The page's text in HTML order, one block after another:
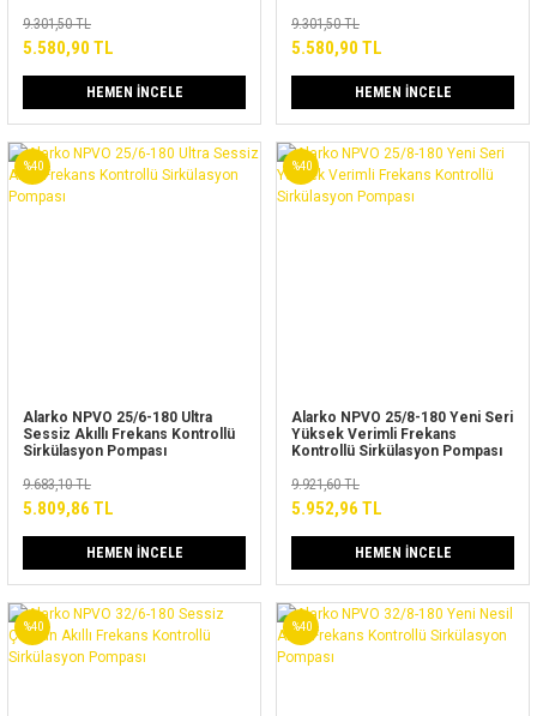
9.301,50 TL
5.580,90 TL
HEMEN İNCELE
9.301,50 TL
5.580,90 TL
HEMEN İNCELE
%40
Alarko NPVO 25/6-180 Ultra
Sessiz Akıllı Frekans Kontrollü
Sirkülasyon Pompası
9.683,10 TL
5.809,86 TL
HEMEN İNCELE
%40
Alarko NPVO 25/8-180 Yeni Seri
Yüksek Verimli Frekans
Kontrollü Sirkülasyon Pompası
9.921,60 TL
5.952,96 TL
HEMEN İNCELE
%40 %40